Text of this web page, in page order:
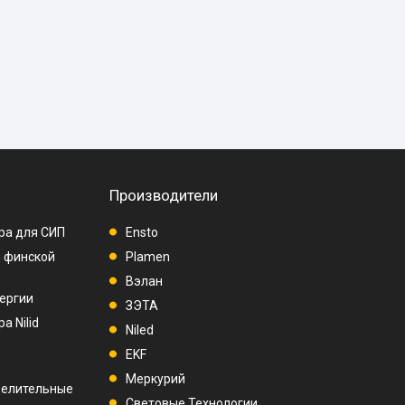
для СИП
финской
Nilid
Производители
Ensto
Plamen
Вэлан
ЗЭТА
Niled
EKF
Меркурий